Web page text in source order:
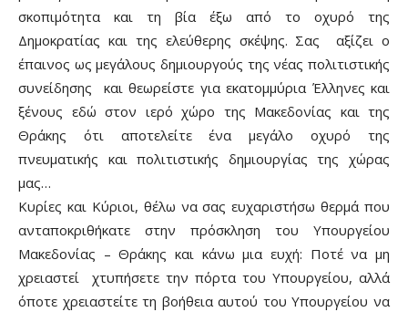
σκοπιμότητα και τη βία έξω από το οχυρό της
Δημοκρατίας και της ελεύθερης σκέψης. Σας αξίζει ο
έπαινος ως μεγάλους δημιουργούς της νέας πολιτιστικής
συνείδησης και θεωρείστε για εκατομμύρια Έλληνες και
ξένους εδώ στον ιερό χώρο της Μακεδονίας και της
Θράκης ότι αποτελείτε ένα μεγάλο οχυρό της
πνευματικής και πολιτιστικής δημιουργίας της χώρας
μας…
Κυρίες και Κύριοι, θέλω να σας ευχαριστήσω θερμά που
ανταποκριθήκατε στην πρόσκληση του Υπουργείου
Μακεδονίας – Θράκης και κάνω μια ευχή: Ποτέ να μη
χρειαστεί χτυπήσετε την πόρτα του Υπουργείου, αλλά
όποτε χρειαστείτε τη βοήθεια αυτού του Υπουργείου να